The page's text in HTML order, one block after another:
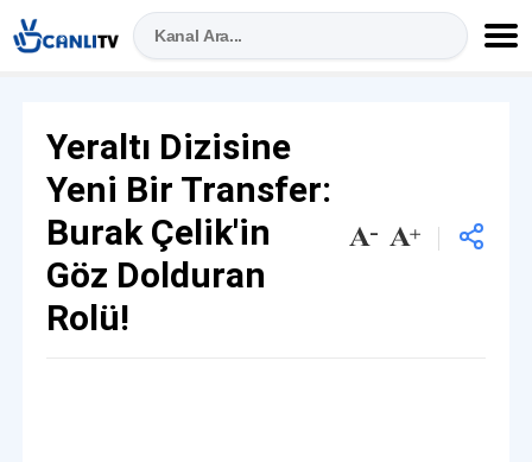
Yeraltı Dizisine
Yeni Bir Transfer:
Burak Çelik'in
Göz Dolduran
Rolü!